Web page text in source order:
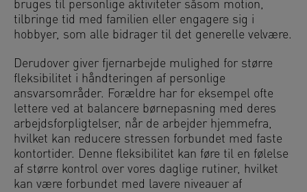
bruges til personlige aktiviteter såsom motion,
tilbringe tid med familien eller engagere sig i
hobbyer, som alle bidrager til det generelle velvære.
Derudover giver fjernarbejde mulighed for større
fleksibilitet i håndteringen af personlige
ansvarsområder. Forældre har for eksempel ofte
lettere ved at balancere børnepasning med deres
arbejdsforpligtelser, når de arbejder hjemmefra,
hvilket kan reducere stressen forbundet med faste
kontortider. Denne fleksibilitet kan føre til en følelse
af større kontrol over vores daglige rutiner, hvilket
kan være forbundet med lavere niveauer af